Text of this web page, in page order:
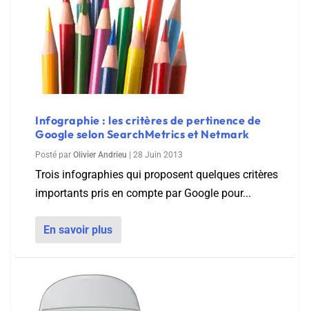
Infographie : les critères de pertinence de
Google selon SearchMetrics et Netmark
Posté par Olivier Andrieu | 28 Juin 2013
Trois infographies qui proposent quelques critères
importants pris en compte par Google pour...
En savoir plus